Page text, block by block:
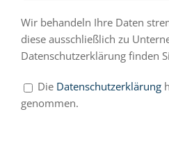
Wir behandeln Ihre Daten
diese ausschließlich zu
Datenschutzerklärung finden
Die Datenschutzerklärung
genommen.